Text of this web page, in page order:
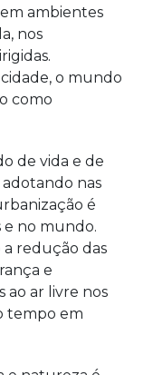
ambientes
nos
o mundo
como
de vida e de
nas
é
e no mundo.
a redução das
e
ao ar livre nos
tempo em